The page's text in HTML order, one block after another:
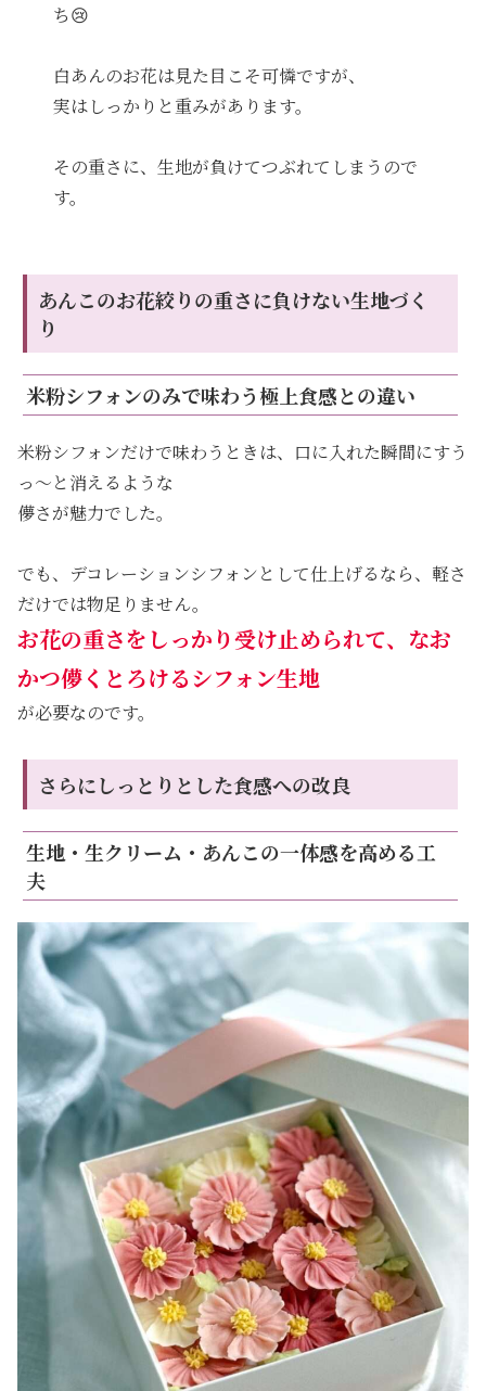
ち😢
白あんのお花は見た目こそ可憐ですが、
実はしっかりと重みがあります。
その重さに、生地が負けてつぶれてしまうので
す。
あんこのお花絞りの重さに負けない生地づく
り
米粉シフォンのみで味わう極上食感との違い
米粉シフォンだけで味わうときは、口に入れた瞬間にすう
っ～と消えるような
儚さが魅力でした。
でも、デコレーションシフォンとして仕上げるなら、軽さ
だけでは物足りません。
お花の重さをしっかり受け止められて、なお
かつ儚くとろけるシフォン生地
が必要なのです。
さらにしっとりとした食感への改良
生地・生クリーム・あんこの一体感を高める工
夫